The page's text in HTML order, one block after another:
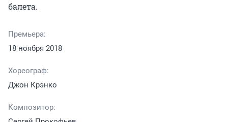
балета.
Премьера:
18 ноября 2018
Хореограф:
Джон Крэнко
Композитор: